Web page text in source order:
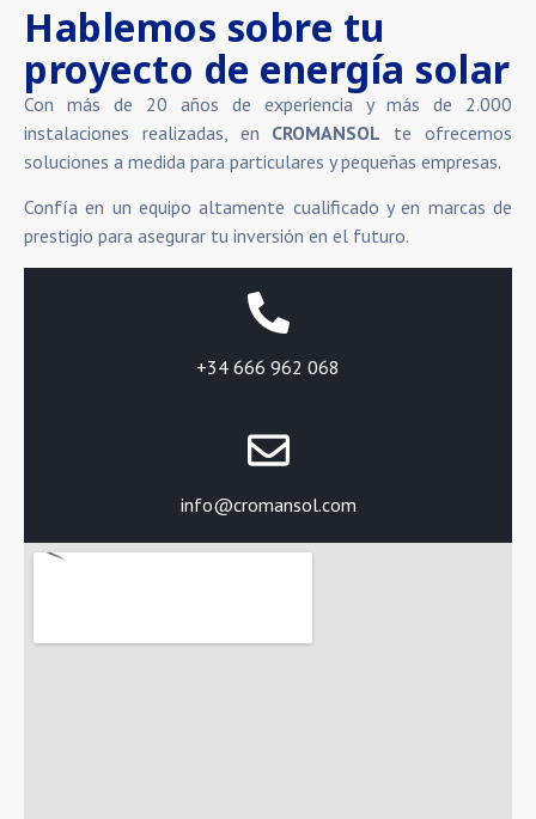
Hablemos sobre tu
proyecto de energía solar
Con más de 20 años de experiencia y más de 2.000
instalaciones realizadas, en CROMANSOL te ofrecemos
soluciones a medida para particulares y pequeñas empresas.
Confía en un equipo altamente cualificado y en marcas de
prestigio para asegurar tu inversión en el futuro.
+34 666 962 068
info@cromansol.com